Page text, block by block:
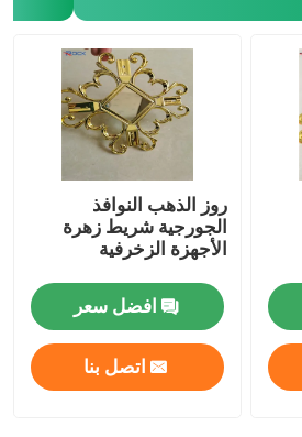
روز الذهب النوافذ
الجورجية شريط زهرة
الأجهزة الزخرفية
افضل سعر
اتصل بنا